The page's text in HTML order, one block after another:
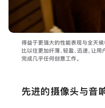
得益于更强大的性能表现与全天
比以往更加纤薄、轻盈、迅速，让用
完成几乎任何创意工作。
先进的摄像头与音